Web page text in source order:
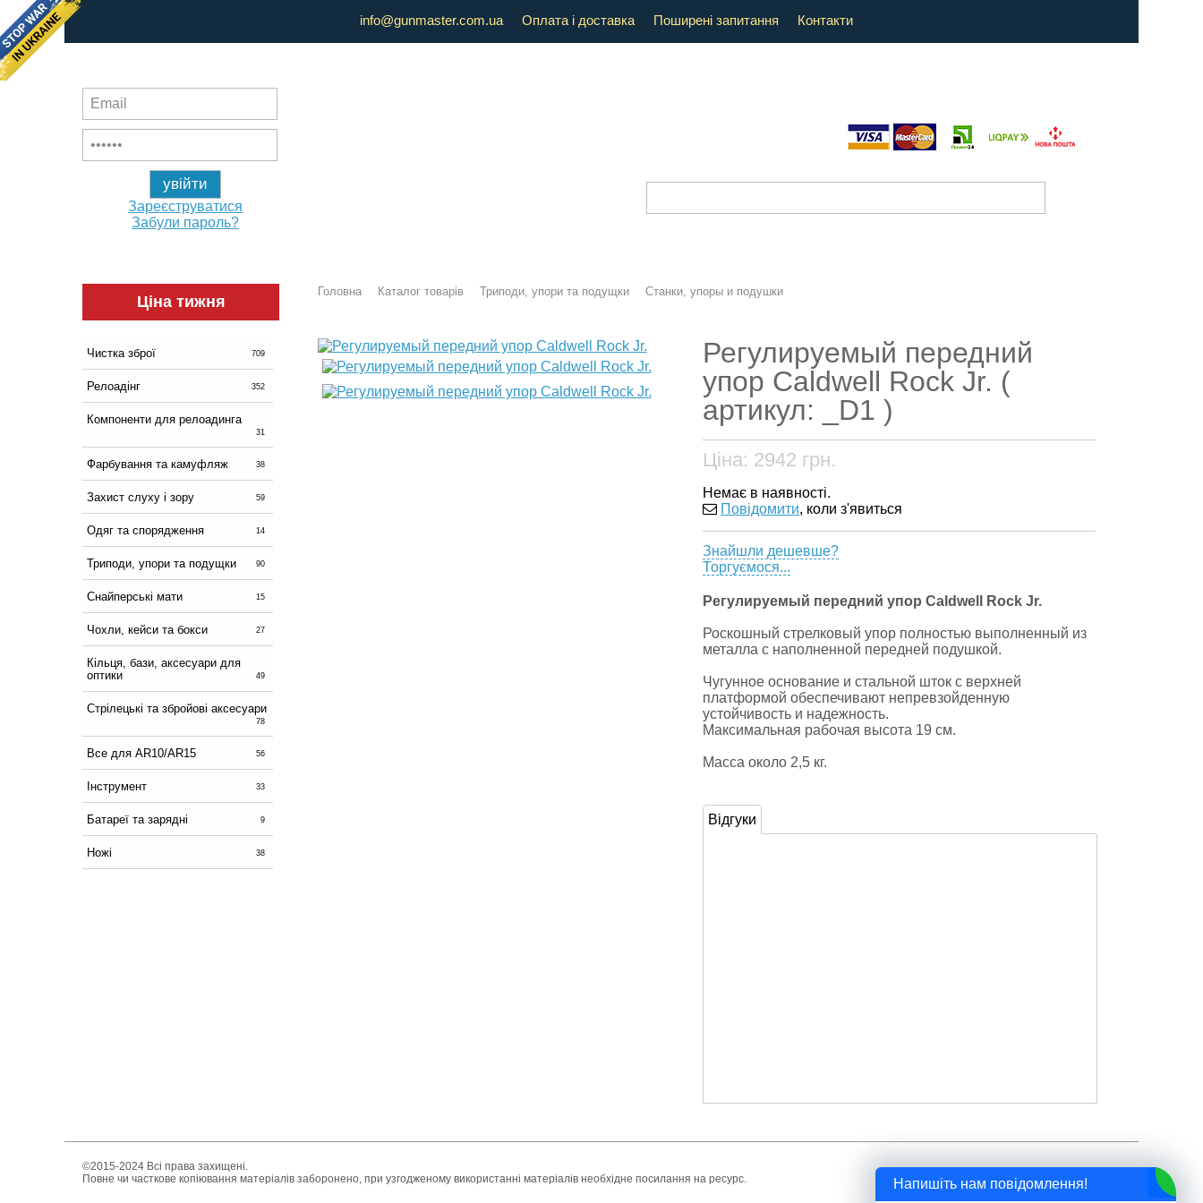
info@gunmaster.com.ua Оплата і доставка Поширені запитання Контакти
Зареєструватися
Забули пароль?
Ціна тижня
Чистка зброї 709
Релоадінг 352
Компоненти для релоадинга
31
Фарбування та камуфляж 38
Захист слуху і зору 59
Одяг та спорядження 14
Триподи, упори та подущки 90
Снайперські мати 15
Чохли, кейси та бокси 27
Кільця, бази, аксесуари для
оптики
49
Стрілецькі та збройові аксесуари
78
Все для AR10/AR15 56
Інструмент 33
Батареї та зарядні 9
Ножі 38
Головна Каталог товарів Триподи, упори та подущки Станки, упоры и подушки
Регулируемый передний
упор Caldwell Rock Jr. (
артикул: _D1 )
Ціна: 2942 грн.
Немає в наявності.
Повідомити, коли з'явиться
Знайшли дешевше?
Торгуємося...
Регулируемый передний упор Caldwell Rock Jr.
Роскошный стрелковый упор полностью выполненный из
металла с наполненной передней подушкой.
Чугунное основание и стальной шток с верхней
платформой обеспечивают непревзойденную
устойчивость и надежность.
Максимальная рабочая высота 19 см.
Масса около 2,5 кг.
Відгуки
©2015-2024 Всі права захищені.
Повне чи часткове копіювання матеріалів заборонено, при узгодженому використанні матеріалів необхідне посилання на ресурс.
Напишіть нам повідомлення!